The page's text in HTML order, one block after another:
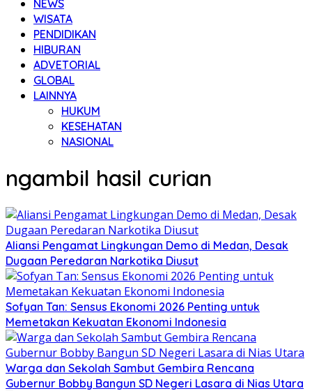
NEWS
WISATA
PENDIDIKAN
HIBURAN
ADVETORIAL
GLOBAL
LAINNYA
HUKUM
KESEHATAN
NASIONAL
ngambil hasil curian
Aliansi Pengamat Lingkungan Demo di Medan, Desak
Dugaan Peredaran Narkotika Diusut
Sofyan Tan: Sensus Ekonomi 2026 Penting untuk
Memetakan Kekuatan Ekonomi Indonesia
Warga dan Sekolah Sambut Gembira Rencana
Gubernur Bobby Bangun SD Negeri Lasara di Nias Utara